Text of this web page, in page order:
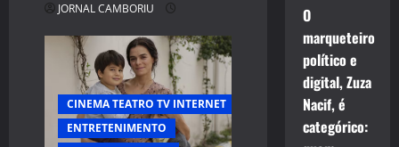
JORNAL CAMBORIU
CINEMA TEATRO TV INTERNET
ENTRETENIMENTO
O
marqueteiro
político e
digital, Zuza
Nacif, é
categórico: